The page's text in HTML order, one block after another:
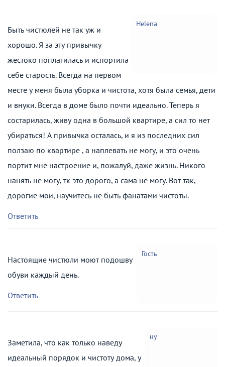
Helena
Быть чистюлей не так уж и
хорошо. Я за эту привычку
жестоко поплатилась и испортила
себе старость. Всегда на первом
месте у меня была уборка и чистота, хотя была семья, дети
и внуки. Всегда в доме было почти идеально. Теперь я
состарилась, живу одна в большой квартире, а сил то нет
убираться! А привычка осталась, и я из последних сил
ползаю по квартире , а наплевать не могу, и это очень
портит мне настроение и, пожалуй, даже жизнь. Никого
нанять не могу, тк это дорого, а сама не могу. Вот так,
дорогие мои, научитесь не быть фанатами чистоты.
Ответить
Гость
Настоящие чистюли моют подошву
обуви каждый день.
Ответить
ну
Заметила, что как только наведу
идеальный порядок и чистоту дома, у